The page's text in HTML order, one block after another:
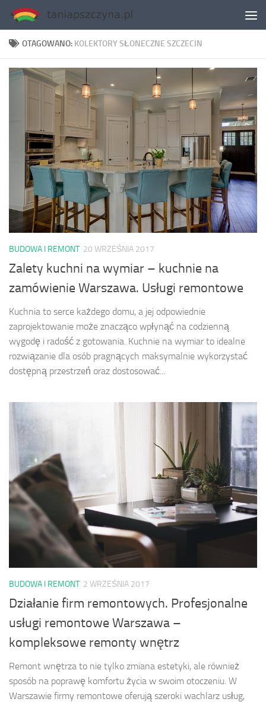
Skip to content
OTAGOWANO: KOLEKTORY SŁONECZNE SZCZECIN
BUDOWA I REMONT 20 WRZEŚNIA 2017
Zalety kuchni na wymiar – kuchnie na
zamówienie Warszawa. Usługi remontowe
Kuchnia to serce każdego domu, a jej odpowiednie
zaprojektowanie może znacząco wpłynąć na codzienną
wygodę i radość z gotowania. Kuchnie na wymiar to idealne
rozwiązanie dla osób pragnących maksymalnie wykorzystać
dostępną przestrzeń oraz dostosować...
BUDOWA I REMONT 2 WRZEŚNIA 2017
Działanie firm remontowych. Profesjonalne
usługi remontowe Warszawa –
kompleksowe remonty wnętrz
Remont wnętrza to nie tylko zmiana estetyki, ale również
sposób na poprawę komfortu życia w swoim otoczeniu. W
Warszawie firmy remontowe oferują szeroki wachlarz usług,